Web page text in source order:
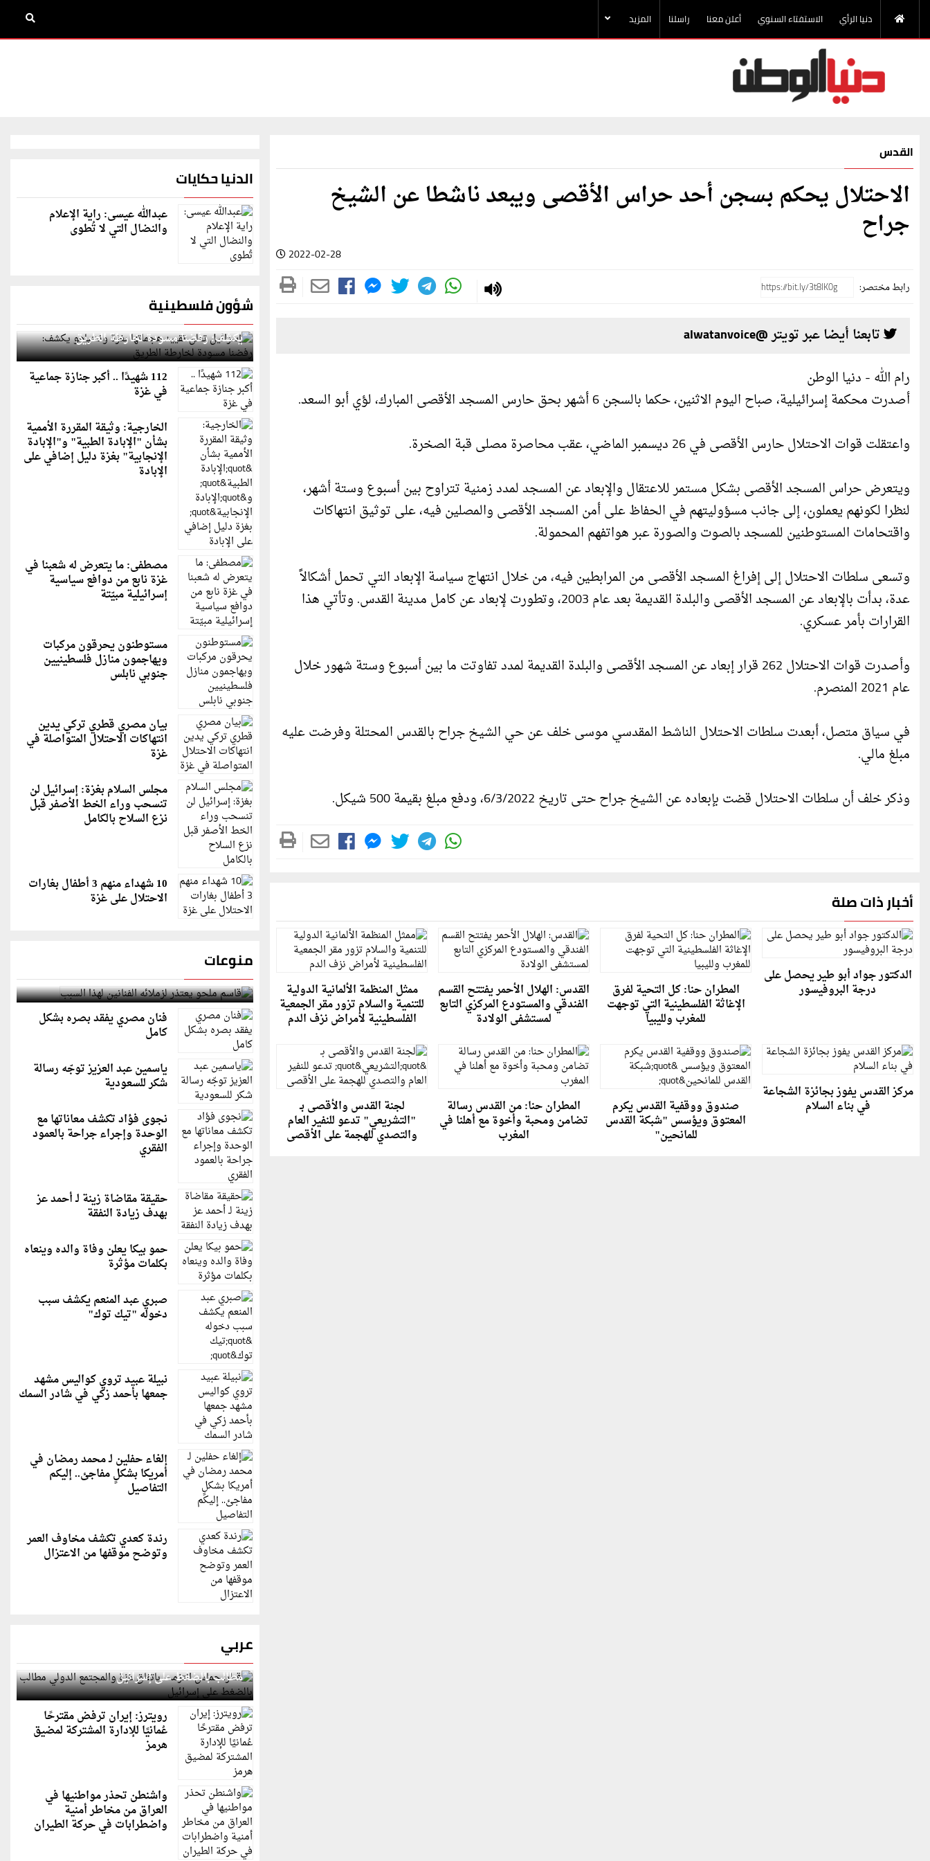
دنيا الرأي الاستفتاء السنوي أعلن معنا راسلنا المزيد
القدس
الاحتلال يحكم بسجن أحد حراس الأقصى ويبعد ناشطا عن الشيخ
جراح
2022-02-28
رابط مختصر:
تابعنا أيضا عبر تويتر @alwatanvoice
رام الله - دنيا الوطن
أصدرت محكمة إسرائيلية، صباح اليوم الاثنين، حكما بالسجن 6 أشهر بحق حارس المسجد الأقصى المبارك، لؤي أبو السعد.
واعتقلت قوات الاحتلال حارس الأقصى في 26 ديسمبر الماضي، عقب محاصرة مصلى قبة الصخرة.
ويتعرض حراس المسجد الأقصى بشكل مستمر للاعتقال والإبعاد عن المسجد لمدد زمنية تتراوح بين أسبوع وستة أشهر،
لنظرا لكونهم يعملون، إلى جانب مسؤوليتهم في الحفاظ على أمن المسجد الأقصى والمصلين فيه، على توثيق انتهاكات
واقتحامات المستوطنين للمسجد بالصوت والصورة عبر هواتفهم المحمولة.
وتسعى سلطات الاحتلال إلى إفراغ المسجد الأقصى من المرابطين فيه، من خلال انتهاج سياسة الإبعاد التي تحمل أشكالاً
عدة، بدأت بالإبعاد عن المسجد الأقصى والبلدة القديمة بعد عام 2003، وتطورت لإبعاد عن كامل مدينة القدس. وتأتي هذا
القرارات بأمر عسكري.
وأصدرت قوات الاحتلال 262 قرار إبعاد عن المسجد الأقصى والبلدة القديمة لمدد تفاوتت ما بين أسبوع وستة شهور خلال
عام 2021 المنصرم.
في سياق متصل، أبعدت سلطات الاحتلال الناشط المقدسي موسى خلف عن حي الشيخ جراح بالقدس المحتلة وفرضت عليه
مبلغ مالي.
وذكر خلف أن سلطات الاحتلال قضت بإبعاده عن الشيخ جراح حتى تاريخ 6/3/2022، ودفع مبلغ بقيمة 500 شيكل.
أخبار ذات صلة
الدكتور جواد أبو طير يحصل على
درجة البروفيسور المطران حنا: كل التحية لفرق
الإغاثة الفلسطينية التي توجهت
للمغرب ولليبيا
القدس: الهلال الأحمر يفتتح القسم
الفندقي والمستودع المركزي التابع
لمستشفى الولادة
ممثل المنظمة الألمانية الدولية
للتنمية والسلام تزور مقر الجمعية
الفلسطينية لأمراض نزف الدم
مركز القدس يفوز بجائزة الشجاعة
في بناء السلام صندوق ووقفية القدس يكرم
المعتوق ويؤسس "شبكة القدس
للمانحين"
المطران حنا: من القدس رسالة
تضامن ومحبة وأخوة مع أهلنا في
المغرب
لجنة القدس والأقصى بـ
"التشريعي" تدعو للنفير العام
والتصدي للهجمة على الأقصى
الدنيا حكايات
عبدالله عيسى: راية الإعلام
والنضال التي لا تُطوى
شؤون فلسطينية
إسرائيل تعلن تقييد هجماتها بغزة ونتنياهو
يكشف: رفضنا مسودة لخارطة الطريق
112 شهيدًا .. أكبر جنازة جماعية
في غزة
الخارجية: وثيقة المقررة الأممية
بشأن "الإبادة الطبية" و"الإبادة
الإنجابية" بغزة دليل إضافي على
الإبادة
مصطفى: ما يتعرض له شعبنا في
غزة نابع من دوافع سياسية
إسرائيلية مبيّتة
مستوطنون يحرقون مركبات
ويهاجمون منازل فلسطينيين
جنوبي نابلس
بيان مصري قطري تركي يدين
انتهاكات الاحتلال المتواصلة في
غزة
مجلس السلام بغزة: إسرائيل لن
تنسحب وراء الخط الأصفر قبل
نزع السلاح بالكامل
10 شهداء منهم 3 أطفال بغارات
الاحتلال على غزة
منوعات
قاسم ملحو يعتذر لزملائه الفنانين لهذا السبب
فنان مصري يفقد بصره بشكل
كامل
ياسمين عبد العزيز توجّه رسالة
شكر للسعودية
نجوى فؤاد تكشف معاناتها مع
الوحدة وإجراء جراحة بالعمود
الفقري
حقيقة مقاضاة زينة لـ أحمد عز
بهدف زيادة النفقة
حمو بيكا يعلن وفاة والده وينعاه
بكلمات مؤثرة
صبري عبد المنعم يكشف سبب
دخوله "تيك توك"
نبيلة عبيد تروي كواليس مشهد
جمعها بأحمد زكي في شادر السمك
إلغاء حفلين لـ محمد رمضان في
أمريكا بشكلٍ مفاجئ.. إليكم
التفاصيل
رندة كعدي تكشف مخاوف العمر
وتوضح موقفها من الاعتزال
عربي
قطر: حماس التزمت باتفاق غزة والمجتمع الدولي
مطالب بالضغط على إسرائيل
رويترز: إيران ترفض مقترحًا
عُمانيًا للإدارة المشتركة لمضيق
هرمز
واشنطن تحذر مواطنيها في
العراق من مخاطر أمنية
واضطرابات في حركة الطيران